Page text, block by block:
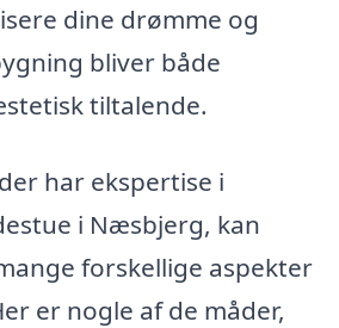
dine drømme og
bliver både
tiltalende.
har ekspertise i
i Næsbjerg, kan
forskellige aspekter
er nogle af de måder,